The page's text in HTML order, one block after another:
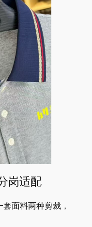
岗适配
套面料两种剪裁，